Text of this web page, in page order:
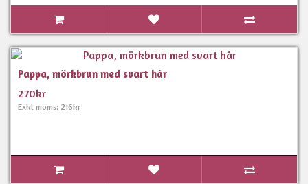
Pappa, mörkbrun med svart hår
270kr
Exkl moms: 216kr